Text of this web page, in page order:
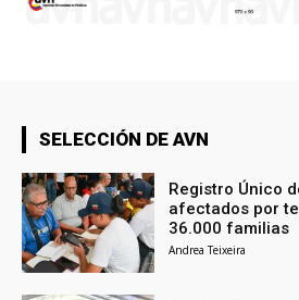
SELECCIÓN DE AVN
Registro Único
afectados por
36.000 familias
Andrea Teixeira